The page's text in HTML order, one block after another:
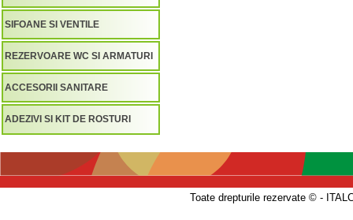
SIFOANE SI VENTILE
REZERVOARE WC SI ARMATURI
ACCESORII SANITARE
ADEZIVI SI KIT DE ROSTURI
Toate drepturile rezervate © -